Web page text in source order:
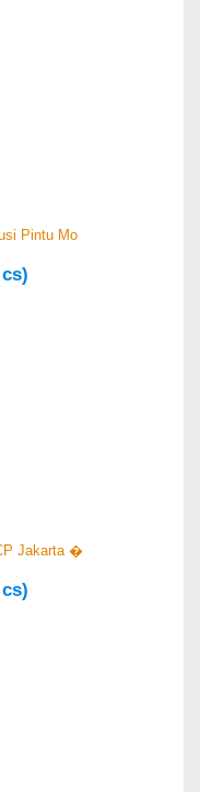
Pintu Mo
Jakarta �